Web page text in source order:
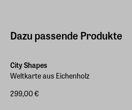
Dazu passende Produkte
City Shapes
Weltkarte aus Eichenholz
299,00 €